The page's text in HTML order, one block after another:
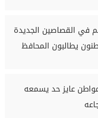
في القصاصين الجديدة
يطالبون المحافظ
عايز حد يسمعه